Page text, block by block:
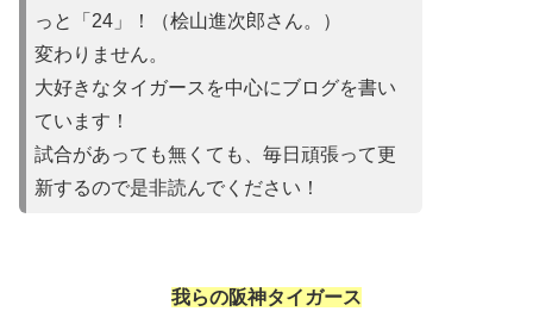
っと「24」！（桧山進次郎さん。）
変わりません。
大好きなタイガースを中心にブログを書い
ています！
試合があっても無くても、毎日頑張って更
新するので是非読んでください！
我らの阪神タイガース